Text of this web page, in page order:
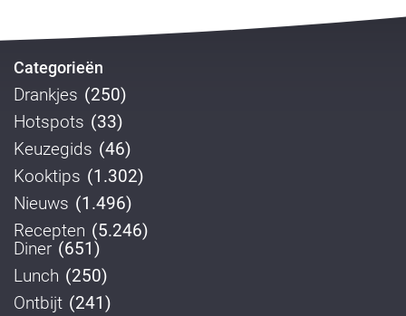
Categorieën
Drankjes (250)
Hotspots (33)
Keuzegids (46)
Kooktips (1.302)
Nieuws (1.496)
Recepten (5.246)
Diner (651)
Lunch (250)
Ontbijt (241)